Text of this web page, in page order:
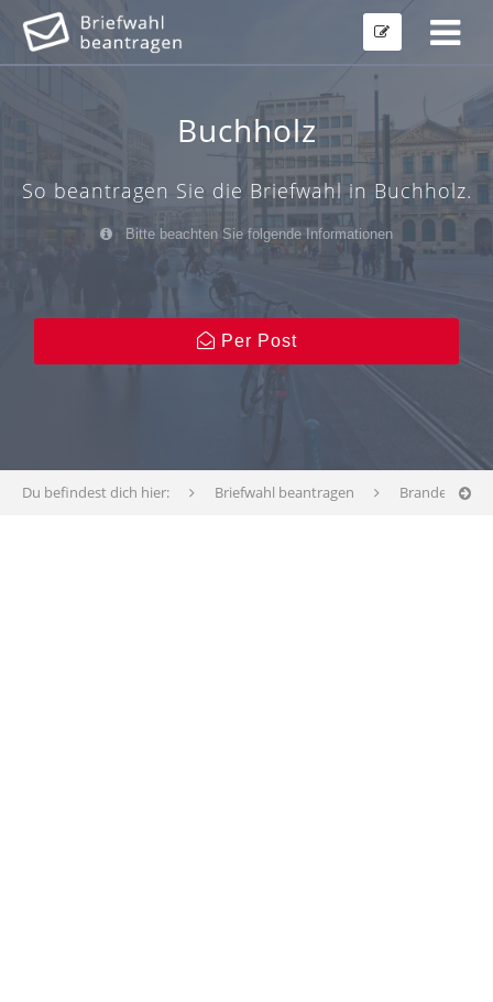
Buchholz
So beantragen Sie die Briefwahl in Buchholz.
Bitte beachten Sie folgende Informationen
Per Post
Du befindest dich hier: Briefwahl beantragen Brandenburg